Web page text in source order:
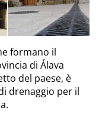
formano il
di Álava
del paese, è
drenaggio per il